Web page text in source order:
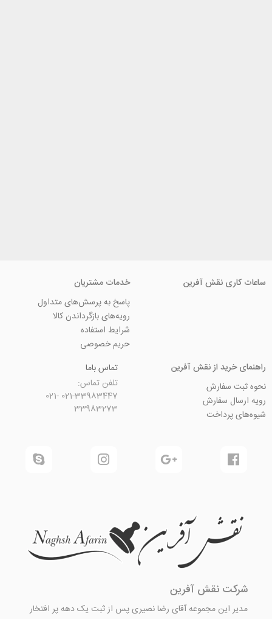
نقش آفرین
خدمات مشتریان
پاسخ به پرسش‌های متداول
رویه‌های بازگرداندن کالا
شرایط استفاده
حریم خصوصی
از نقش آفرین
سفارش
021-33983447 021-
33983273
نقش آفرین
مجموعه آقای رضا نصیری پس از ثبت یک دهه پر افتخار